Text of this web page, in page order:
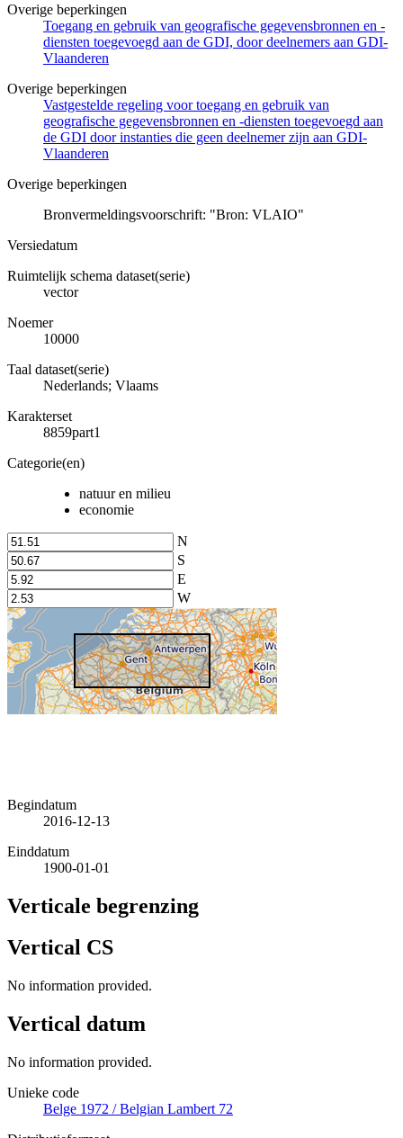
Overige beperkingen
Toegang en gebruik van geografische gegevensbronnen en -
diensten toegevoegd aan de GDI, door deelnemers aan GDI-
Vlaanderen
Overige beperkingen
Vastgestelde regeling voor toegang en gebruik van
geografische gegevensbronnen en -diensten toegevoegd aan
de GDI door instanties die geen deelnemer zijn aan GDI-
Vlaanderen
Overige beperkingen
Bronvermeldingsvoorschrift: "Bron: VLAIO"
Versiedatum
Ruimtelijk schema dataset(serie)
vector
Noemer
10000
Taal dataset(serie)
Nederlands; Vlaams
Karakterset
8859part1
Categorie(en)
natuur en milieu
economie
N
S
E
W
Begindatum
2016-12-13
Einddatum
1900-01-01
Verticale begrenzing
Vertical CS
No information provided.
Vertical datum
No information provided.
Unieke code
Belge 1972 / Belgian Lambert 72